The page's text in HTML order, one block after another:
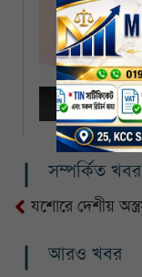
সম্পর্কিত খবর
আরও খবর